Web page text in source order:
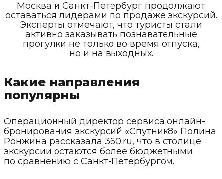
Москва и Санкт-Петербург продолжают
оставаться лидерами по продаже экскурсий.
Эксперты отмечают, что туристы стали
активно заказывать познавательные
прогулки не только во время отпуска,
но и на выходных.
Какие направления
популярны
Операционный директор сервиса онлайн-
бронирования экскурсий «Спутник8» Полина
Ронжина рассказала 360.ru, что в столице
экскурсии остаются более бюджетными
по сравнению с Санкт-Петербургом.